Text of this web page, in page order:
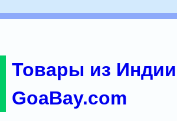
Товары из
GoaBay.com